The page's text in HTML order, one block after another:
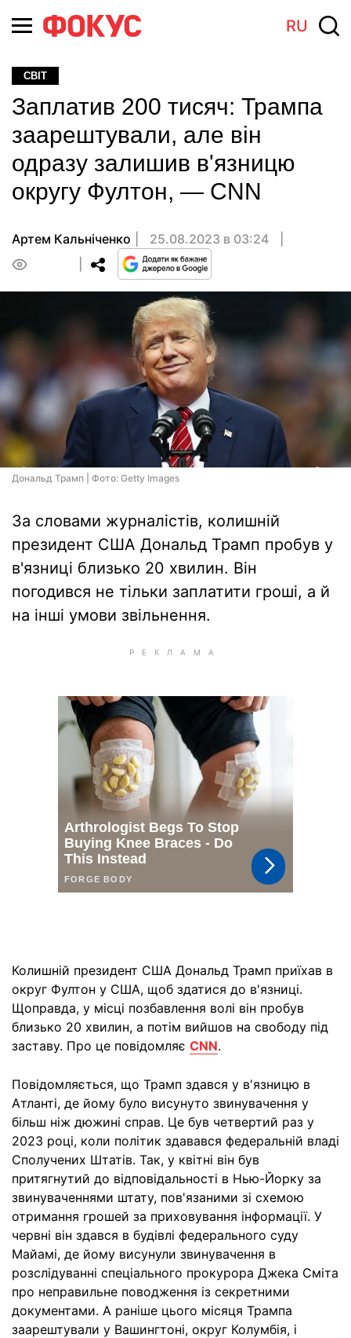
RU
СВІТ
Заплатив 200 тисяч: Трампа
заарештували, але він
одразу залишив в'язницю
округу Фултон, — CNN
Артем Кальніченко
25.08.2023 в 03:24
Дональд Трамп | Фото: Getty Images
За словами журналістів, колишній
президент США Дональд Трамп пробув у
в'язниці близько 20 хвилин. Він
погодився не тільки заплатити гроші, а й
на інші умови звільнення.
Колишній президент США Дональд Трамп приїхав в
округ Фултон у США, щоб здатися до в'язниці.
Щоправда, у місці позбавлення волі він пробув
близько 20 хвилин, а потім вийшов на свободу під
заставу. Про це повідомляє CNN.
Повідомляється, що Трамп здався у в'язницю в
Атланті, де йому було висунуто звинувачення у
більш ніж дюжині справ. Це був четвертий раз у
2023 році, коли політик здавався федеральній владі
Сполучених Штатів. Так, у квітні він був
притягнутий до відповідальності в Нью-Йорку за
звинуваченнями штату, пов'язаними зі схемою
отримання грошей за приховування інформації. У
червні він здався в будівлі федерального суду
Майамі, де йому висунули звинувачення в
розслідуванні спеціального прокурора Джека Сміта
про неправильне поводження із секретними
документами. А раніше цього місяця Трампа
заарештували у Вашингтоні, округ Колумбія, і